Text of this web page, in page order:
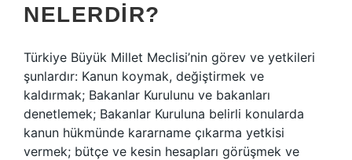
NELERDIR?
Türkiye Büyük Millet Meclisi’nin görev ve yetkileri
şunlardır: Kanun koymak, değiştirmek ve
kaldırmak; Bakanlar Kurulunu ve bakanları
denetlemek; Bakanlar Kuruluna belirli konularda
kanun hükmünde kararname çıkarma yetkisi
vermek; bütçe ve kesin hesapları görüşmek ve